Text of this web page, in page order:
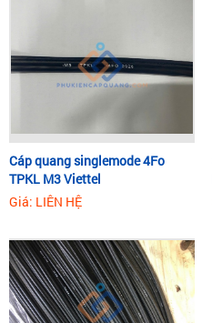
Cáp quang singlemode 4Fo
TPKL M3 Viettel
Giá: LIÊN HỆ